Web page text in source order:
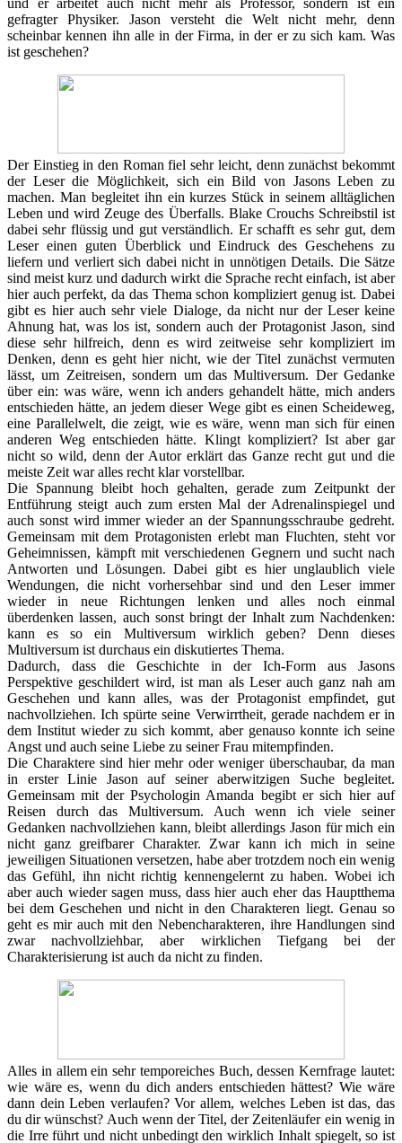
gefragter Physiker. Jason versteht die Welt nicht mehr, denn
scheinbar kennen ihn alle in der Firma, in der er zu sich kam. Was
ist geschehen?
Der Einstieg in den Roman fiel sehr leicht, denn zunächst bekommt
der Leser die Möglichkeit, sich ein Bild von Jasons Leben zu
machen. Man begleitet ihn ein kurzes Stück in seinem alltäglichen
Leben und wird Zeuge des Überfalls. Blake Crouchs Schreibstil ist
dabei sehr flüssig und gut verständlich. Er schafft es sehr gut, dem
Leser einen guten Überblick und Eindruck des Geschehens zu
liefern und verliert sich dabei nicht in unnötigen Details. Die Sätze
sind meist kurz und dadurch wirkt die Sprache recht einfach, ist aber
hier auch perfekt, da das Thema schon kompliziert genug ist. Dabei
gibt es hier auch sehr viele Dialoge, da nicht nur der Leser keine
Ahnung hat, was los ist, sondern auch der Protagonist Jason, sind
diese sehr hilfreich, denn es wird zeitweise sehr kompliziert im
Denken, denn es geht hier nicht, wie der Titel zunächst vermuten
lässt, um Zeitreisen, sondern um das Multiversum. Der Gedanke
über ein: was wäre, wenn ich anders gehandelt hätte, mich anders
entschieden hätte, an jedem dieser Wege gibt es einen Scheideweg,
eine Parallelwelt, die zeigt, wie es wäre, wenn man sich für einen
anderen Weg entschieden hätte. Klingt kompliziert? Ist aber gar
nicht so wild, denn der Autor erklärt das Ganze recht gut und die
meiste Zeit war alles recht klar vorstellbar.
Die Spannung bleibt hoch gehalten, gerade zum Zeitpunkt der
Entführung steigt auch zum ersten Mal der Adrenalinspiegel und
auch sonst wird immer wieder an der Spannungsschraube gedreht.
Gemeinsam mit dem Protagonisten erlebt man Fluchten, steht vor
Geheimnissen, kämpft mit verschiedenen Gegnern und sucht nach
Antworten und Lösungen. Dabei gibt es hier unglaublich viele
Wendungen, die nicht vorhersehbar sind und den Leser immer
wieder in neue Richtungen lenken und alles noch einmal
überdenken lassen, auch sonst bringt der Inhalt zum Nachdenken:
kann es so ein Multiversum wirklich geben? Denn dieses
Multiversum ist durchaus ein diskutiertes Thema.
Dadurch, dass die Geschichte in der Ich-Form aus Jasons
Perspektive geschildert wird, ist man als Leser auch ganz nah am
Geschehen und kann alles, was der Protagonist empfindet, gut
nachvollziehen. Ich spürte seine Verwirrtheit, gerade nachdem er in
dem Institut wieder zu sich kommt, aber genauso konnte ich seine
Angst und auch seine Liebe zu seiner Frau mitempfinden.
Die Charaktere sind hier mehr oder weniger überschaubar, da man
in erster Linie Jason auf seiner aberwitzigen Suche begleitet.
Gemeinsam mit der Psychologin Amanda begibt er sich hier auf
Reisen durch das Multiversum. Auch wenn ich viele seiner
Gedanken nachvollziehen kann, bleibt allerdings Jason für mich ein
nicht ganz greifbarer Charakter. Zwar kann ich mich in seine
jeweiligen Situationen versetzen, habe aber trotzdem noch ein wenig
das Gefühl, ihn nicht richtig kennengelernt zu haben. Wobei ich
aber auch wieder sagen muss, dass hier auch eher das Hauptthema
bei dem Geschehen und nicht in den Charakteren liegt. Genau so
geht es mir auch mit den Nebencharakteren, ihre Handlungen sind
zwar nachvollziehbar, aber wirklichen Tiefgang bei der
Charakterisierung ist auch da nicht zu finden.
Alles in allem ein sehr temporeiches Buch, dessen Kernfrage lautet:
wie wäre es, wenn du dich anders entschieden hättest? Wie wäre
dann dein Leben verlaufen? Vor allem, welches Leben ist das, das
du dir wünschst? Auch wenn der Titel, der Zeitenläufer ein wenig in
die Irre führt und nicht unbedingt den wirklich Inhalt spiegelt, so ist